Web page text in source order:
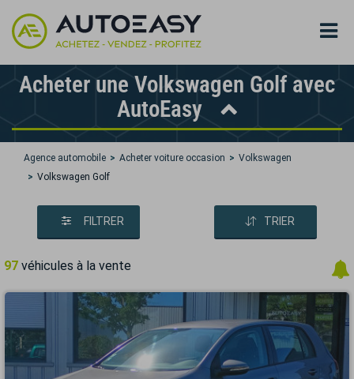
Acheter une Volkswagen Golf avec
AutoEasy
Agence automobile Acheter voiture occasion
Volkswagen
Volkswagen Golf
FILTRER TRIER
97 véhicules à la vente